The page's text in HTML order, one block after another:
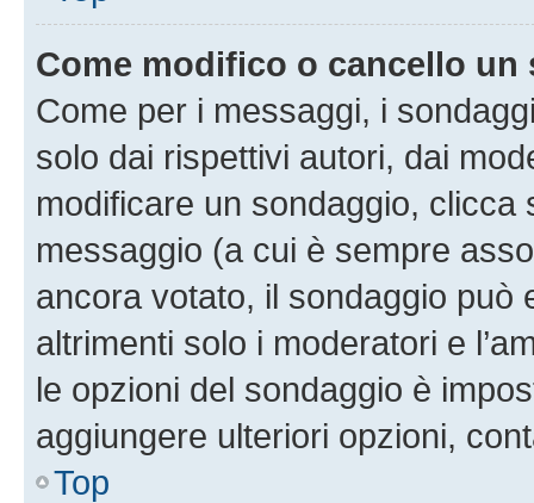
Come modifico o cancello un
Come per i messaggi, i
solo dai rispettivi autori, dai
modificare un sondaggio,
messaggio (a cui è sempre
ancora votato, il sondaggio può
altrimenti solo i moderatori e
le opzioni del sondaggio è
aggiungere ulteriori opzioni,
Top